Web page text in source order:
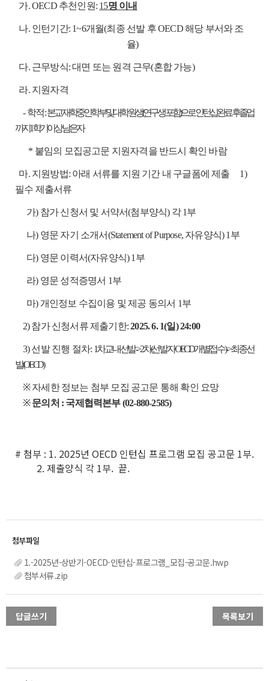
가. OECD 추천인원: 15명 이내
나. 인턴기간: 1~6개월(최종 선발 후 OECD 해당 부서와 조
율)
다. 근무방식: 대면 또는 원격 근무(혼합 가능)
라. 지원자격
-학적:본교 재학중인 학부 및 대학원생(연구생 포함)으로 인턴십 완료 후 졸업
까지 1학기 이상 남은 자
* 붙임의 모집공고문 지원자격을 반드시 확인 바람
마. 지원방법: 아래 서류를 지원 기간 내 구글폼에 제출
1)
필수 제출서류
가) 참가 신청서 및 서약서(첨부양식) 각 1부
나) 영문 자기 소개서(Statement of Purpose, 자유양식) 1부
다) 영문 이력서(자유양식) 1부
라) 영문 성적증명서 1부
마) 개인정보 수집이용 및 제공 동의서 1부
2) 참가 신청서류 제출기한:2025. 6. 1(일) 24:00
3) 선발 진행 절차: 1차 교내선발 -> 2차(선발자 OECD 개별접수) -> 최종 선
발(OECD)
※ 자세한 정보는 첨부 모집 공고문 통해 확인 요망
※문의처 : 국제협력본부 (02-880-2585)
# 첨부 : 1. 2025년 OECD 인턴십 프로그램 모집 공고문 1부.
2. 제출양식 각 1부. 끝.
1.-2025년-상반기-OECD-인턴십-프로그램_모집-공고문.hwp
첨부서류.zip
답글쓰기 목록보기